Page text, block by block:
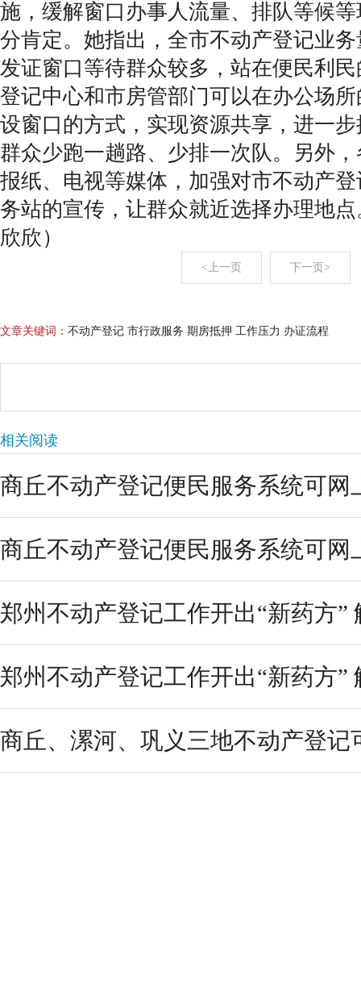
施，缓解窗口办事人流量、排队等候
分肯定。她指出，全市不动产登记业
发证窗口等待群众较多，站在便民利
登记中心和市房管部门可以在办公场
设窗口的方式，实现资源共享，进一
群众少跑一趟路、少排一次队。另外
报纸、电视等媒体，加强对市不动产
务站的宣传，让群众就近选择办理地
欣欣）
<上一页 下一页>
文章关键词： 不动产登记 市行政服务 期房抵押 工作压力 办证流程
相关阅读
商丘不动产登记便民服务系统可网
商丘不动产登记便民服务系统可网
郑州不动产登记工作开出“新药方”
郑州不动产登记工作开出“新药方”
商丘、漯河、巩义三地不动产登记